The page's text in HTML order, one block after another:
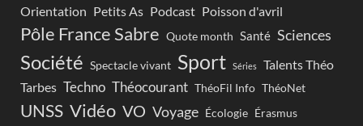
Orientation Petits As Podcast Poisson d'avril
Pôle France Sabre Quote month Santé Sciences
Société Spectacle vivant Sport Séries
Talents Théo
Tarbes Techno Théocourant ThéoFil Info ThéoNet
UNSS Vidéo VO Voyage Écologie Érasmus